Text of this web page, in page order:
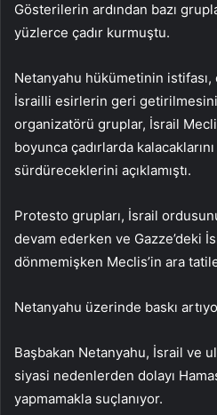
Gösterilerin ardından bazı
yüzlerce çadır kurmuştu.
Netanyahu hükümetinin istifası,
İsrailli esirlerin geri
organizatörü gruplar, İsrail
boyunca çadırlarda
sürdüreceklerini açıklamıştı.
Protesto grupları, İsrail
devam ederken ve Gazze’deki
dönmemişken Meclis’in ara
Netanyahu üzerinde baskı
Başbakan Netanyahu, İsrail ve
siyasi nedenlerden dolayı
yapmamakla suçlanıyor.